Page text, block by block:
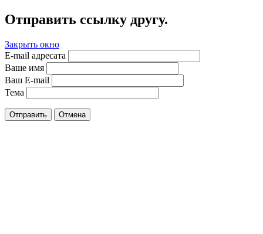
Отправить ссылку другу.
Закрыть окно
E-mail адресата
Ваше имя
Ваш E-mail
Тема
Отправить Отмена